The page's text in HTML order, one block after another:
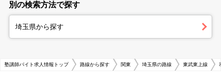
別の検索方法で探す
埼玉県から探す
塾講師バイト求人情報トップ 路線から探す 関東 埼玉県の路線 東武東上線